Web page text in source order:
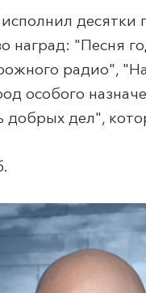
десятки
наград: "Песня
радио",
особого
добрых дел",